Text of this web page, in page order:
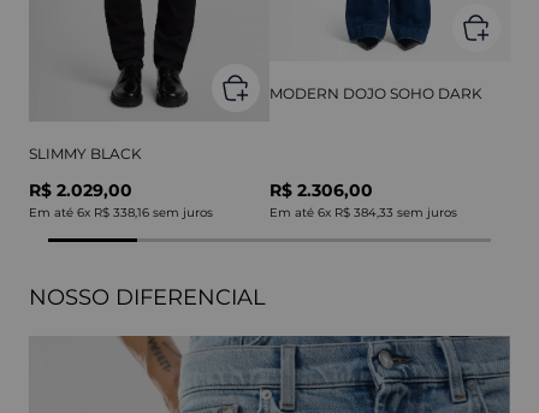
SLIMMY BLACK
R$ 2.029,00
Em até 6x R$ 338,16 sem juros
MODERN DOJO SOHO DARK
R$ 2.306,00
Em até 6x R$ 384,33 sem juros
NOSSO DIFERENCIAL